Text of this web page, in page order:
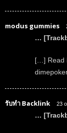
modus gummies
…
[…] Read
รับทำ Backlink 23
…